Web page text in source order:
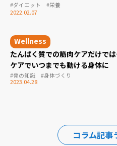
2022.02.07
#ダイエット #栄養
たんぱく質での筋肉ケアだけで
ケアでいつまでも動ける身体に
2023.04.28
#骨の知識 #身体づくり
コラム記事